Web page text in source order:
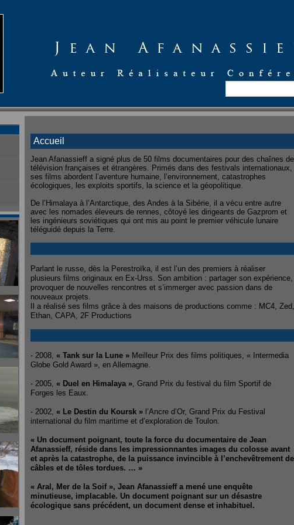
Accueil
Jean Afanassieff a signé plus de 50 films documentaires pour des chaînes de
télévision françaises et étrangères. Primés dans des festivals internationaux,
ses films abordent l’aventure humaine, l’environnement, catastrophes
écologiques, les exploits sportifs, la science et la géopolitique.
De l’Himalaya à l’Antarctique, des Andes à la Sibérie, il a vécu entre autre
avec les nomades éleveurs de rennes, côtoyé les dirigeants de Gazprom et
les ingénieurs soviétiques qui ont mis au point le premier véhicule lunaire
téléguidé depuis la Terre.
Parlant le russe, dès la Perestroïka, il est l’un des premiers à réaliser
plusieurs films originaux en Ex-Urss. Son ambition : partager son expérience,
provoquer de nouvelles rencontres et s’immerger avec passion dans de
nouveaux projets.
Il a réalisé ses films grâce à des maisons de productions comme : MC4, Zed,
Ethan, CAPA, 2F Productions
- 2008, « Tank sur la Lune »Meilleur Prix des films politiques, « Intermedia
Globe Gold Award », en Allemagne.
- 2005, « Duel en Himalaya », Grand Prix du festival du film Sportif de
Forges les Eaux.
- 2002, « Le Destin du Koursk »l’Ancre d’Or, Grand Prix du Festival
international du film maritime et d’exploration de Toulon.
« Un document poignant, toute la force du documentaire de Jean
Afanassieff, réside dans les impressionnantes images du colosse avant
et après la catastrophe, de la puissance invincible à l’enchevêtrement de
câbles et de tôles tordues. … »
« Aral, Mer de la Soif », Jean Afanassieff a mené une enquête
minutieuse, implacable. Un document poignant sur un désastre
écologique sans précédent, un document dense et inhabituel.